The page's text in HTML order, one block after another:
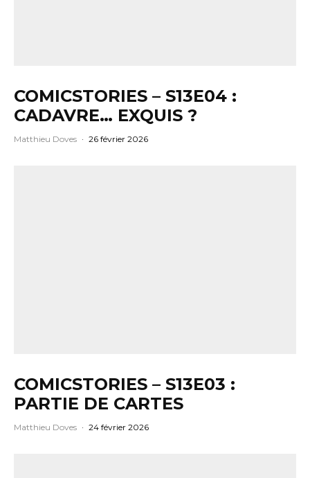
COMICSTORIES – S13E04 :
CADAVRE… EXQUIS ?
Matthieu Doves · 26 février 2026
COMICSTORIES – S13E03 :
PARTIE DE CARTES
Matthieu Doves · 24 février 2026